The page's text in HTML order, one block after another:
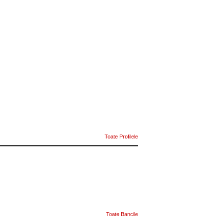
Toate Profilele
Toate Bancile